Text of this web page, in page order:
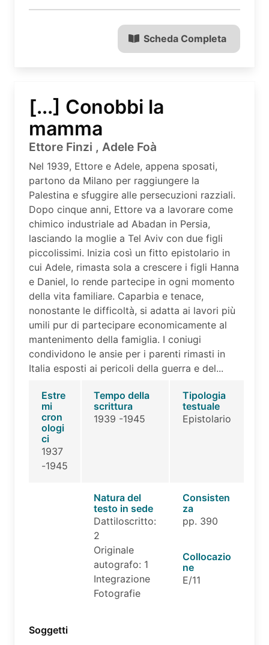
Scheda Completa
[...] Conobbi la
mamma
Ettore Finzi , Adele Foà
Nel 1939, Ettore e Adele, appena sposati,
partono da Milano per raggiungere la
Palestina e sfuggire alle persecuzioni razziali.
Dopo cinque anni, Ettore va a lavorare come
chimico industriale ad Abadan in Persia,
lasciando la moglie a Tel Aviv con due figli
piccolissimi. Inizia così un fitto epistolario in
cui Adele, rimasta sola a crescere i figli Hanna
e Daniel, lo rende partecipe in ogni momento
della vita familiare. Caparbia e tenace,
nonostante le difficoltà, si adatta ai lavori più
umili pur di partecipare economicamente al
mantenimento della famiglia. I coniugi
condividono le ansie per i parenti rimasti in
Italia esposti ai pericoli della guerra e del...
Estre
mi
cron
ologi
ci
1937
-1945
Tempo della
scrittura
1939 -1945
Tipologia
testuale
Epistolario
Natura del
testo in sede
Dattiloscritto:
2
Originale
autografo: 1
Integrazione
Fotografie
Consisten
za
pp. 390
Collocazio
ne
E/11
Soggetti